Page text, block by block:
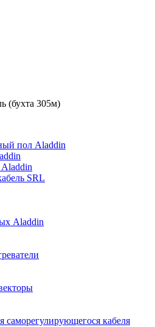
(бухта 305м)
пол Aladdin
SRL
Aladdin
кабеля